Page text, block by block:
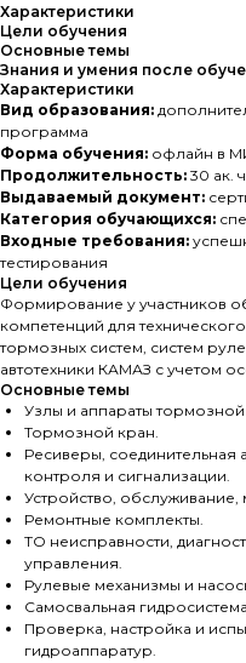
Характеристики
Цели обучения
Основные темы
Знания и умения после
Характеристики
Вид образования:
программа
Форма обучения: офлайн в
Продолжительность: 30 ак.
Выдаваемый документ:
Категория обучающихся:
Входные требования:
тестирования
Цели обучения
Формирование у участников
компетенций для
тормозных систем, систем
автотехники КАМАЗ с учетом
Основные темы
Узлы и аппараты тормозной
Тормозной кран.
Ресиверы, соединительная
контроля и сигнализации.
Устройство,
Ремонтные комплекты.
ТО неисправности,
управления.
Рулевые механизмы и
Самосвальная гидросистема.
Проверка, настройка и
гидроаппаратур.